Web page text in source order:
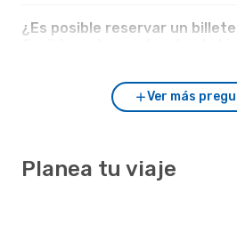
¿Es posible reservar un
Ver más
Planea tu viaje